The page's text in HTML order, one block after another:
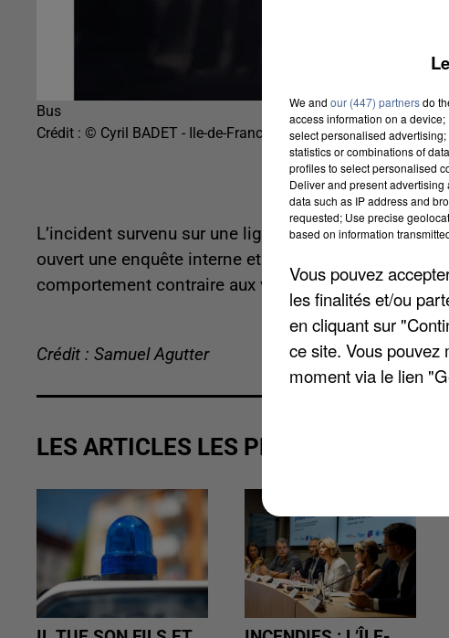
Bus
Crédit : © Cyril BADET - Ile-de-France Mobilités
L’incident survenu sur une ligne du Val-de-Marne
ouvert une enquête interne et engagé une
comportement contraire aux valeurs de l’entreprise.
Crédit : Samuel Agutter
LES ARTICLES LES PLUS VUS
We and our (447) partnersdo
access information on a
select personalised
statistics or combinations of
profiles to select personalised
Deliver and present
data such as IP address and
requested; Use precise
based on information
Vous pouvez
les finalités et/ou
en cliquant sur
ce site. Vous pouvez
moment via le lien